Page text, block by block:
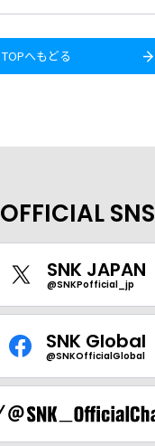
TOPへもどる
OFFICIAL SNS
SNK JAPAN
@SNKPofficial_jp
SNK Global
@SNKOfficialGlobal